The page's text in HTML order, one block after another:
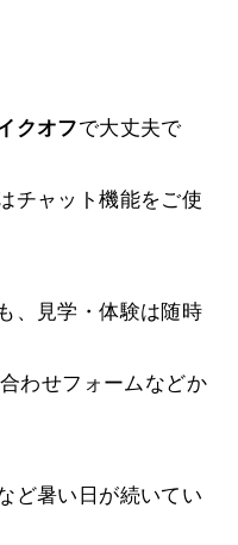
クオフで大丈夫で
チャット機能をご使
、見学・体験は随時
わせフォームなどか
ど暑い日が続いてい